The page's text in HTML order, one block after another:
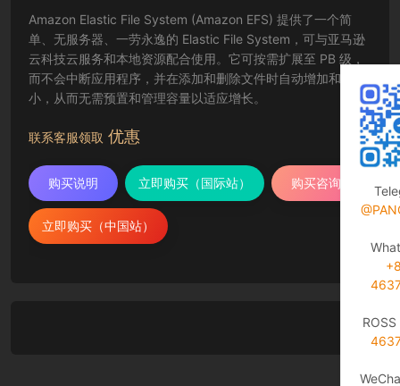
Amazon Elastic File System (Amazon EFS) 提供了一个简
单、无服务器、一劳永逸的 Elastic File System，可与亚马逊
云科技云服务和本地资源配合使用。它可按需扩展至 PB 级，
而不会中断应用程序，并在添加和删除文件时自动增加和缩
小，从而无需预置和管理容量以适应增长。
联系客服领取 优惠
购买说明 立即购买（国际站） 购买咨询
立即购买（中国站）